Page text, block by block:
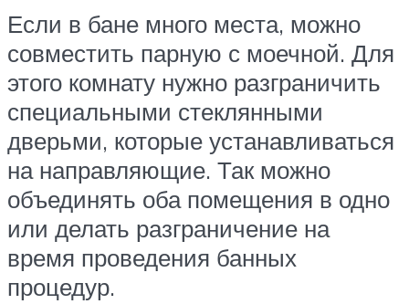
Если в бане много места, можно
совместить парную с моечной. Для
этого комнату нужно разграничить
специальными стеклянными
дверьми, которые устанавливаться
на направляющие. Так можно
объединять оба помещения в одно
или делать разграничение на
время проведения банных
процедур.